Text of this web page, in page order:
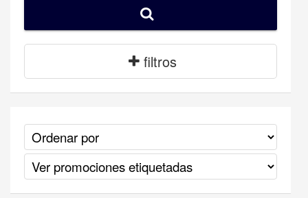
filtros